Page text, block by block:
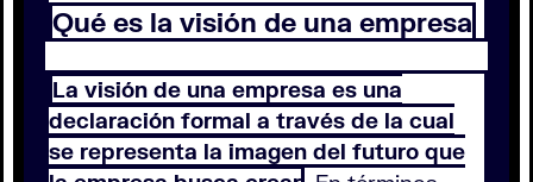
Qué es la visión de una empresa
La visión de una empresa es una
declaración formal a través de la cual
se representa la imagen del futuro que